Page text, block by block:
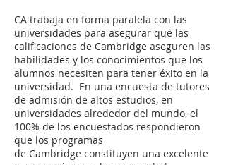
CA trabaja en forma paralela con las
universidades para asegurar que las
calificaciones de Cambridge aseguren las
habilidades y los conocimientos que los
alumnos necesiten para tener éxito en la
universidad. En una encuesta de tutores
de admisión de altos estudios, en
universidades alrededor del mundo, el
100% de los encuestados respondieron
que los programas
de Cambridge constituyen una excelente